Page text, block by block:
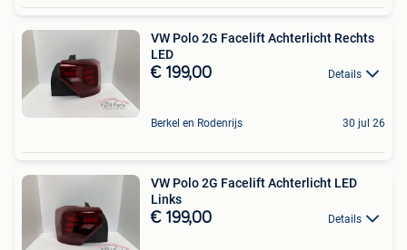
VW Polo 2G Facelift Achterlicht Rechts
LED
€ 199,00 Details
Berkel en Rodenrijs 30 jul 26
VW Polo 2G Facelift Achterlicht LED
Links
€ 199,00 Details